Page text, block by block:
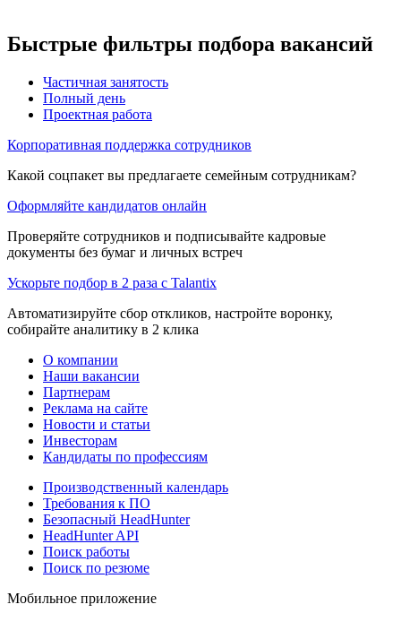
Быстрые фильтры подбора вакансий
Частичная занятость
Полный день
Проектная работа
Корпоративная поддержка сотрудников
Какой соцпакет вы предлагаете семейным сотрудникам?
Оформляйте кандидатов онлайн
Проверяйте сотрудников и подписывайте кадровые
документы без бумаг и личных встреч
Ускорьте подбор в 2 раза с Talantix
Автоматизируйте сбор откликов, настройте воронку,
собирайте аналитику в 2 клика
О компании
Наши вакансии
Партнерам
Реклама на сайте
Новости и статьи
Инвесторам
Кандидаты по профессиям
Производственный календарь
Требования к ПО
Безопасный HeadHunter
HeadHunter API
Поиск работы
Поиск по резюме
Мобильное приложение